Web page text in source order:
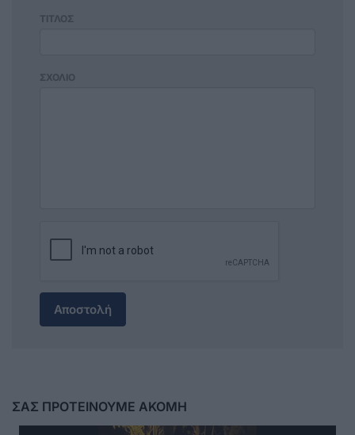
ΤΙΤΛΟΣ
ΣΧΟΛΙΟ
Αποστολή
ΣΑΣ ΠΡΟΤΕΙΝΟΥΜΕ ΑΚΟΜΗ